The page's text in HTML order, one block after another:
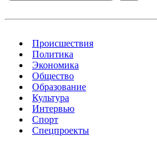
Происшествия
Политика
Экономика
Общество
Образование
Культура
Интервью
Спорт
Спецпроекты